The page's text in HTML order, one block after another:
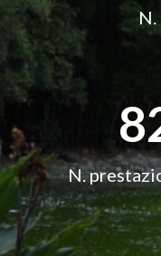
N.
N.